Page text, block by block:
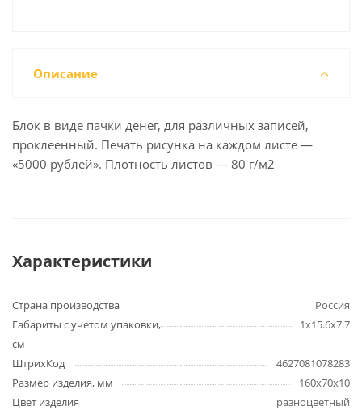
Описание
Блок в виде пачки денег, для различных записей,
проклеенный. Печать рисунка на каждом листе —
«5000 рублей». Плотность листов — 80 г/м2
Характеристики
Страна производства
Россия
Габариты с учетом упаковки,
см
1х15.6х7.7
ШтрихКод
4627081078283
Размер изделия, мм
160х70х10
Цвет изделия
разноцветный